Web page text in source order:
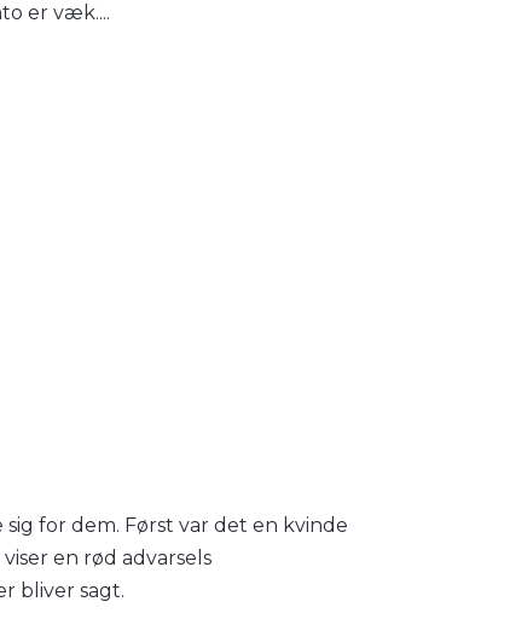
er væk....
for dem. Først var det en kvinde
en rød advarsels
bliver sagt.